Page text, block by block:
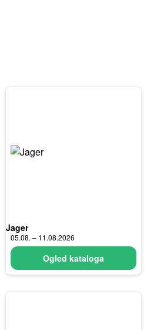
Jager
05.08. – 11.08.2026
Ogled kataloga